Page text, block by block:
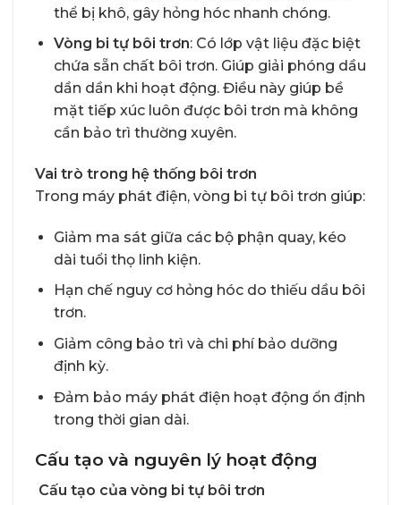
thể bị khô, gây hỏng hóc nhanh chóng.
Vòng bi tự bôi trơn: Có lớp vật liệu đặc biệt
chứa sẵn chất bôi trơn. Giúp giải phóng dầu
dần dần khi hoạt động. Điều này giúp bề
mặt tiếp xúc luôn được bôi trơn mà không
cần bảo trì thường xuyên.
Vai trò trong hệ thống bôi trơn
Trong máy phát điện, vòng bi tự bôi trơn giúp:
Giảm ma sát giữa các bộ phận quay, kéo
dài tuổi thọ linh kiện.
Hạn chế nguy cơ hỏng hóc do thiếu dầu bôi
trơn.
Giảm công bảo trì và chi phí bảo dưỡng
định kỳ.
Đảm bảo máy phát điện hoạt động ổn định
trong thời gian dài.
Cấu tạo và nguyên lý hoạt động
Cấu tạo của vòng bi tự bôi trơn